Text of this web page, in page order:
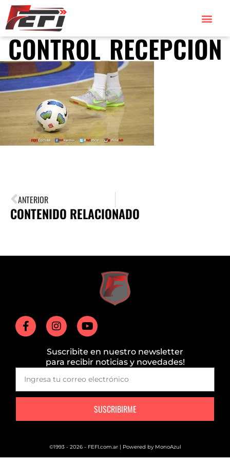
CONTROL_RECEPCION
ANTERIOR
CONTENIDO RELACIONADO
Suscribite en nuestro newsletter
para recibir noticias y novedades!
SUSCRIBIRME
©1993 - 2026 - FEFI.com.ar | Powered by MonoAzul